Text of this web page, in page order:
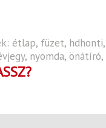
étlap, füzet, hdhonti,
, nyomda, önátíró,